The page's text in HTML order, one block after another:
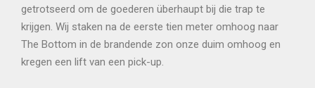
getrotseerd om de goederen überhaupt bij die trap te
krijgen. Wij staken na de eerste tien meter omhoog naar
The Bottom in de brandende zon onze duim omhoog en
kregen een lift van een pick-up.